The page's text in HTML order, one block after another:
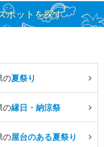
ポットを探す
の夏祭り
の縁日・納涼祭
の屋台のある夏祭り